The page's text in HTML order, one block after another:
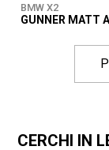
BMW X2
GUNNER MATT
CERCHI IN